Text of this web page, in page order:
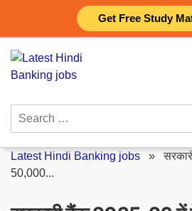
Get Free Study
content
Search
Latest Hindi Banking jobs »
50,000...